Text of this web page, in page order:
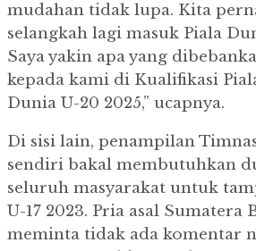
mudahan tidak lupa. Kita
selangkah lagi masuk Piala
Saya yakin apa yang
kepada kami di Kualifikasi
Dunia U-20 2025,” ucapnya.
Di sisi lain, penampilan
sendiri bakal membutuhkan
seluruh masyarakat untuk
U-17 2023. Pria asal Sumatera
meminta tidak ada komentar